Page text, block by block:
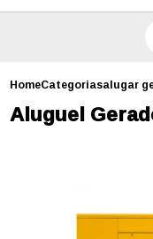
HomeCategoriasalugar
Aluguel